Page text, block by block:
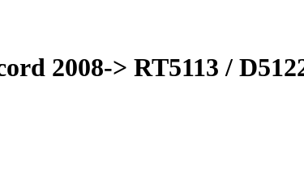
2008-> RT5113 /